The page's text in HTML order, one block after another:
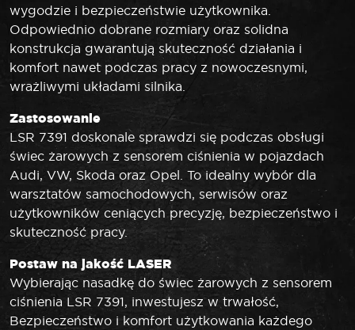
wygodzie i bezpieczeństwie użytkownika.
Odpowiednio dobrane rozmiary oraz solidna
konstrukcja gwarantują skuteczność działania i
komfort nawet podczas pracy z nowoczesnymi,
wrażliwymi układami silnika.
Zastosowanie
LSR 7391 doskonale sprawdzi się podczas obsługi
świec żarowych z sensorem ciśnienia w pojazdach
Audi, VW, Skoda oraz Opel. To idealny wybór dla
warsztatów samochodowych, serwisów oraz
użytkowników ceniących precyzję, bezpieczeństwo i
skuteczność pracy.
Postaw na jakość LASER
Wybierając nasadkę do świec żarowych z sensorem
ciśnienia LSR 7391, inwestujesz w trwałość,
Bezpieczeństwo i komfort użytkowania każdego